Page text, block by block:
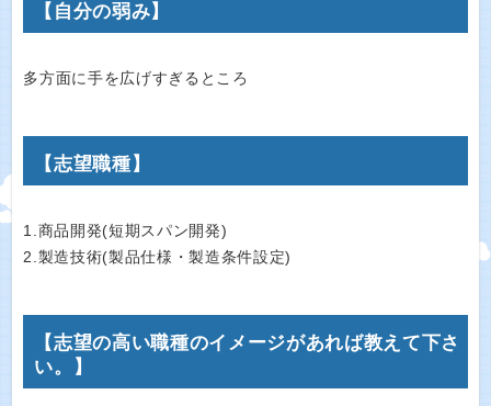
【自分の弱み】
多方面に手を広げすぎるところ
【志望職種】
1.商品開発(短期スパン開発)
2.製造技術(製品仕様・製造条件設定)
【志望の高い職種のイメージがあれば教えて下さ
い。】